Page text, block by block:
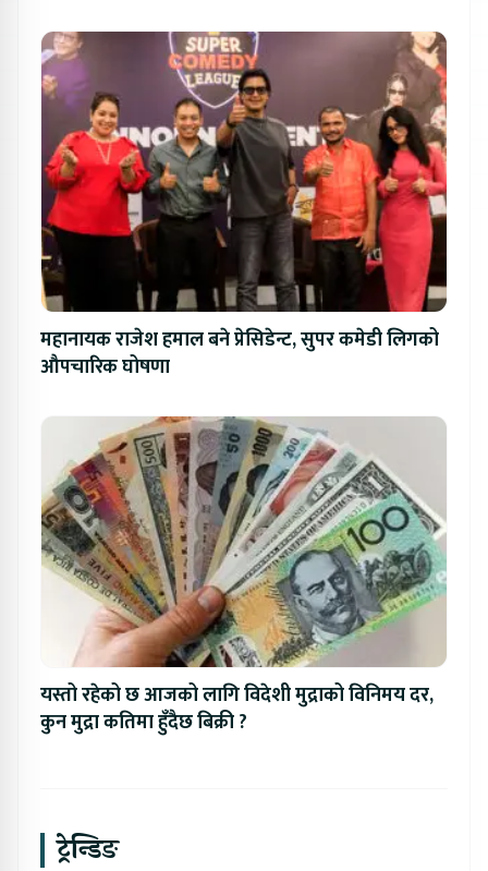
महानायक राजेश हमाल बने प्रेसिडेन्ट, सुपर कमेडी लिगको
औपचारिक घोषणा
यस्तो रहेको छ आजको लागि विदेशी मुद्राको विनिमय दर,
कुन मुद्रा कतिमा हुँदैछ बिक्री ?
ट्रेन्डिङ